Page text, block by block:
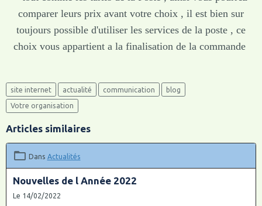
comparer leurs prix avant votre choix , il est bien sur
toujours possible d'utiliser les services de la poste , ce
choix vous appartient a la finalisation de la commande
site internet actualité communication blog
Votre organisation
Articles similaires
Dans Actualités
Nouvelles de l Année 2022
Le 14/02/2022